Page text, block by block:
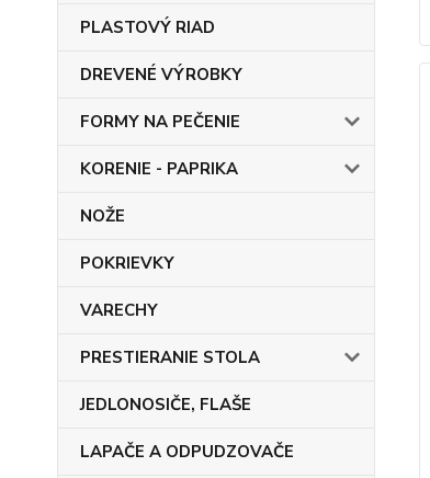
PLASTOVÝ RIAD
DREVENÉ VÝROBKY
FORMY NA PEČENIE
KORENIE - PAPRIKA
NOŽE
POKRIEVKY
VARECHY
PRESTIERANIE STOLA
JEDLONOSIČE, FLAŠE
LAPAČE A ODPUDZOVAČE